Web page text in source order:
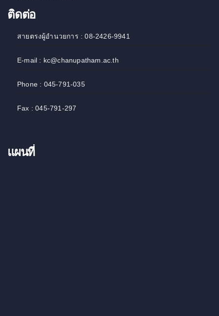
ติดต่อ
สายตรงผู้อำนวยการ : 08-2426-9941
E-mail : kc@chanupatham.ac.th
Phone : 045-791-035
Fax : 045-791-297
แผนที่